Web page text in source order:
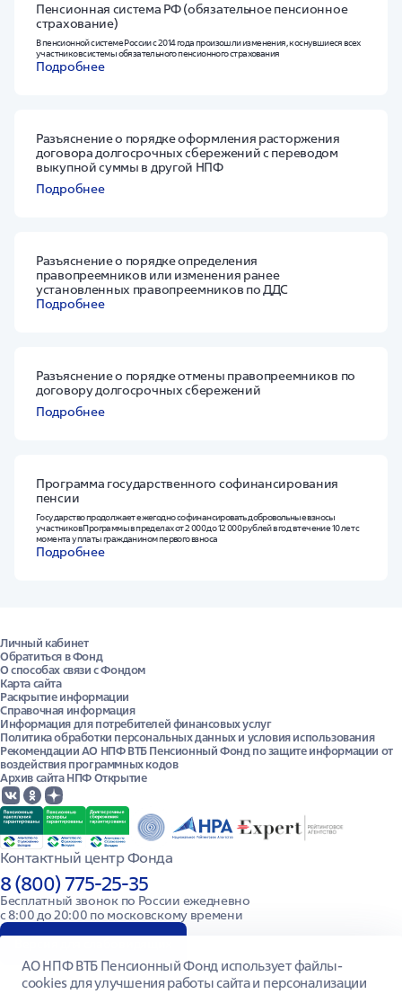
Пенсионная система РФ (обязательное пенсионное
страхование)
В пенсионной системе России с 2014 года произошли изменения, коснувшиеся всех
участников системы обязательного пенсионного страхования
Подробнее
Разъяснение о порядке оформления расторжения
договора долгосрочных сбережений с переводом
выкупной суммы в другой НПФ
Подробнее
Разъяснение о порядке определения
правопреемников или изменения ранее
установленных правопреемников по ДДС
Подробнее
Разъяснение о порядке отмены правопреемников по
договору долгосрочных сбережений
Подробнее
Программа государственного софинансирования
пенсии
Государство продолжает ежегодно софинансировать добровольные взносы
участников Программы в пределах от 2 000 до 12 000 рублей в год в течение 10 лет с
момента уплаты гражданином первого взноса
Подробнее
Личный кабинет
Обратиться в Фонд
О способах связи с Фондом
Карта сайта
Раскрытие информации
Справочная информация
Информация для потребителей финансовых услуг
Политика обработки персональных данных и условия использования
Рекомендации АО НПФ ВТБ Пенсионный Фонд по защите информации от
воздействия программных кодов
Архив сайта НПФ Открытие
Контактный центр Фонда
8 (800) 775-25-35
Бесплатный звонок по России ежедневно
с 8:00 до 20:00 по московскому времени
АО НПФ ВТБ Пенсионный Фонд использует файлы-
cookies для улучшения работы сайта и персонализации